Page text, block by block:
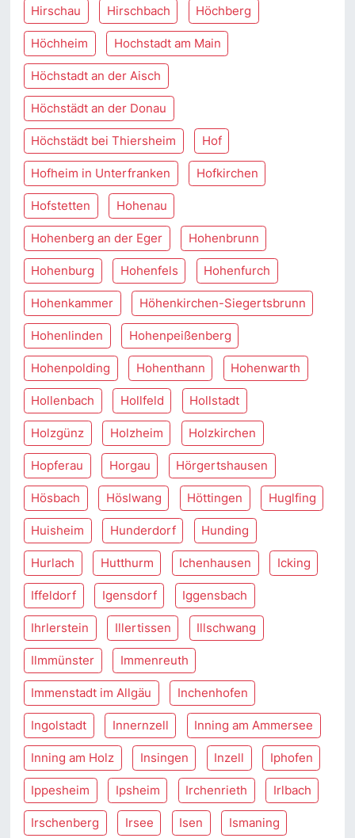
Hirschau Hirschbach Höchberg
Höchheim Hochstadt am Main
Höchstadt an der Aisch
Höchstädt an der Donau
Höchstädt bei Thiersheim Hof
Hofheim in Unterfranken Hofkirchen
Hofstetten Hohenau
Hohenberg an der Eger Hohenbrunn
Hohenburg Hohenfels Hohenfurch
Hohenkammer Höhenkirchen-Siegertsbrunn
Hohenlinden Hohenpeißenberg
Hohenpolding Hohenthann Hohenwarth
Hollenbach Hollfeld Hollstadt
Holzgünz Holzheim Holzkirchen
Hopferau Horgau Hörgertshausen
Hösbach Höslwang Höttingen Huglfing
Huisheim Hunderdorf Hunding
Hurlach Hutthurm Ichenhausen Icking
Iffeldorf Igensdorf Iggensbach
Ihrlerstein Illertissen Illschwang
Ilmmünster Immenreuth
Immenstadt im Allgäu Inchenhofen
Ingolstadt Innernzell Inning am Ammersee
Inning am Holz Insingen Inzell Iphofen
Ippesheim Ipsheim Irchenrieth Irlbach
Irschenberg Irsee Isen Ismaning